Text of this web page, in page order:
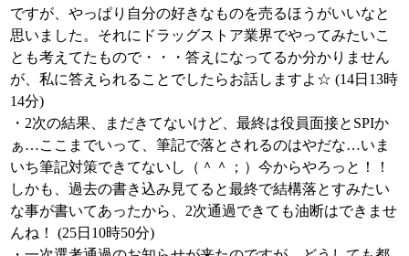
ですが、やっぱり自分の好きなものを売るほうがいいなと
思いました。それにドラッグストア業界でやってみたいこ
とも考えてたもので・・・答えになってるか分かりません
が、私に答えられることでしたらお話しますよ☆ (14日13時
14分)
・2次の結果、まだきてないけど、最終は役員面接とSPIか
ぁ…ここまでいって、筆記で落とされるのはやだな…いま
いち筆記対策できてないし（＾＾；）今からやろっと！！
しかも、過去の書き込み見てると最終で結構落とすみたい
な事が書いてあったから、2次通過できても油断はできませ
んね！ (25日10時50分)